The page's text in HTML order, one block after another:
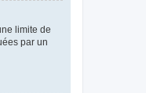
limite de
par un